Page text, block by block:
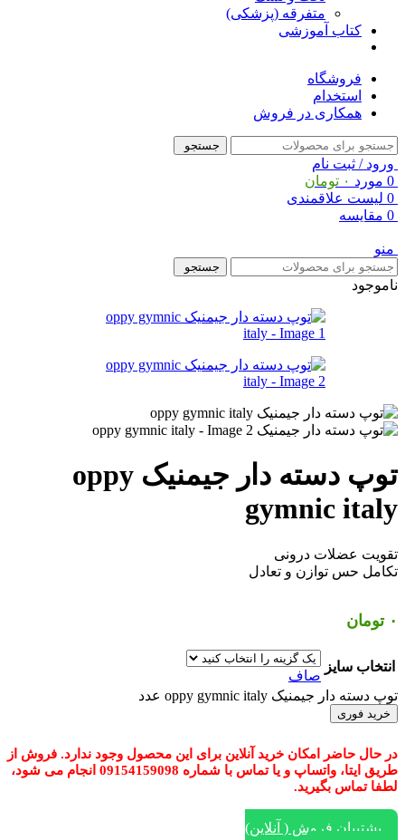
متفرقه (پزشکی)
کتاب آموزشی
فروشگاه
استخدام
همکاری در فروش
جستجو
ورود / ثبت نام
0 مورد ۰ تومان
0 لیست علاقمندی
0 مقایسه
منو
جستجو
ناموجود
توپ دسته دار جیمنیک oppy
gymnic italy
تقویت عضلات درونی
تکامل حس توازن و تعادل
۰ تومان
انتخاب سایز
صاف
توپ دسته دار جیمنیک oppy gymnic italy عدد
خرید فوری
در حال حاضر امکان خرید آنلاین برای این محصول وجود ندارد. فروش از
طریق ایتا، واتساپ و یا تماس با شماره 09154159098 انجام می شود،
لطفا تماس بگیرید.
پشتیبان فروش ( آنلاین)